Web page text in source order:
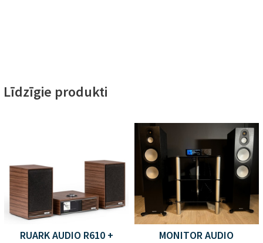
Līdzīgie produkti
RUARK AUDIO R610 +
MONITOR AUDIO